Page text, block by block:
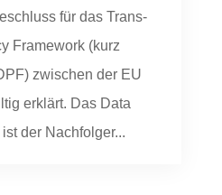
für das Trans-
Framework (kurz
zwischen der EU
erklärt. Das Data
der Nachfolger...